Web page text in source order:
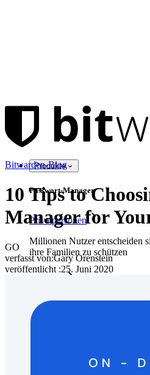
Produkte
Passwort-Manager
Privatpersonen
Millionen Nutzer entscheiden
ihre Familien zu schützen
Zahllose Unternehmen und
Bitwarden-Blog
10 Tips to
Manager for
GO
verfasst von:Gary Orenstein
veröffentlicht :25. Juni 2020